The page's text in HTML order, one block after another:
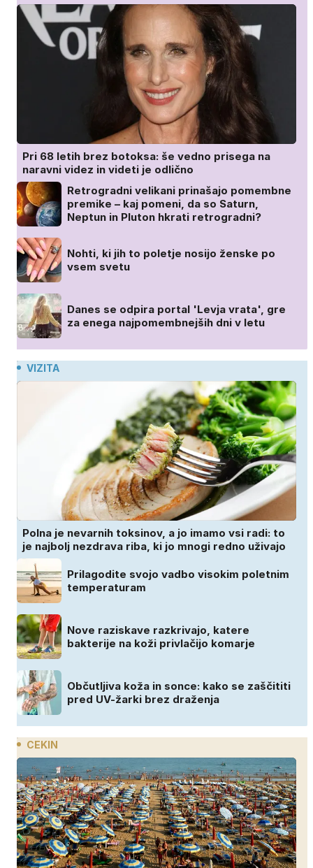
Pri 68 letih brez botoksa: še vedno prisega na
naravni videz in videti je odlično
Retrogradni velikani prinašajo pomembne
premike – kaj pomeni, da so Saturn,
Neptun in Pluton hkrati retrogradni?
Nohti, ki jih to poletje nosijo ženske po
vsem svetu
Danes se odpira portal 'Levja vrata', gre
za enega najpomembnejših dni v letu
VIZITA
Polna je nevarnih toksinov, a jo imamo vsi radi: to
je najbolj nezdrava riba, ki jo mnogi redno uživajo
Prilagodite svojo vadbo visokim poletnim
temperaturam
Nove raziskave razkrivajo, katere
bakterije na koži privlačijo komarje
Občutljiva koža in sonce: kako se zaščititi
pred UV-žarki brez draženja
CEKIN